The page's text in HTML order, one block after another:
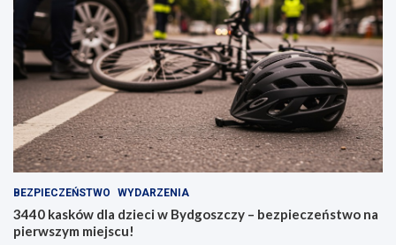
BEZPIECZEŃSTWO WYDARZENIA
3440 kasków dla dzieci w Bydgoszczy – bezpieczeństwo na
pierwszym miejscu!